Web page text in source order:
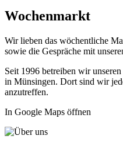
Wochenmarkt
Wir lieben das wöchentliche
sowie die Gespräche mit
Seit 1996 betreiben wir
in Münsingen. Dort sind wir
anzutreffen.
In Google Maps öffnen